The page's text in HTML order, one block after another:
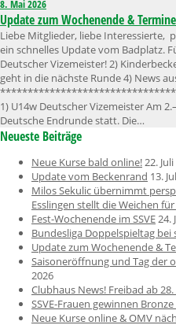
8. Mai 2026
Update zum Wochenende &
Liebe Mitglieder, liebe Interessierte,
ein schnelles Update vom Badplatz.
Deutscher Vizemeister! 2)
geht in die nächste Runde 4) News
1) U14w Deutscher Vizemeister Am
Deutsche Endrunde statt. Die…
Neueste Beiträge
Neue Kurse bald online!22.
Update vom Beckenrand 13.
Milos Sekulic übernimmt
Esslingen stellt die Weichen
Fest-Wochenende im SSVE24.
Bundesliga Doppelspieltag
Update zum Wochenende &
Saisoneröffnung und Tag der
2026
Clubhaus News! Freibad ab
SSVE-Frauen gewinnen
Neue Kurse online & OMV